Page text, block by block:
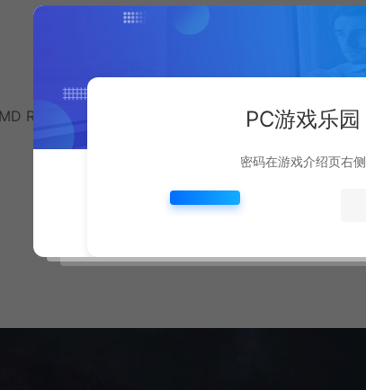
Radeon HD 5750
PC游戏乐园
密码在游戏介绍页右侧